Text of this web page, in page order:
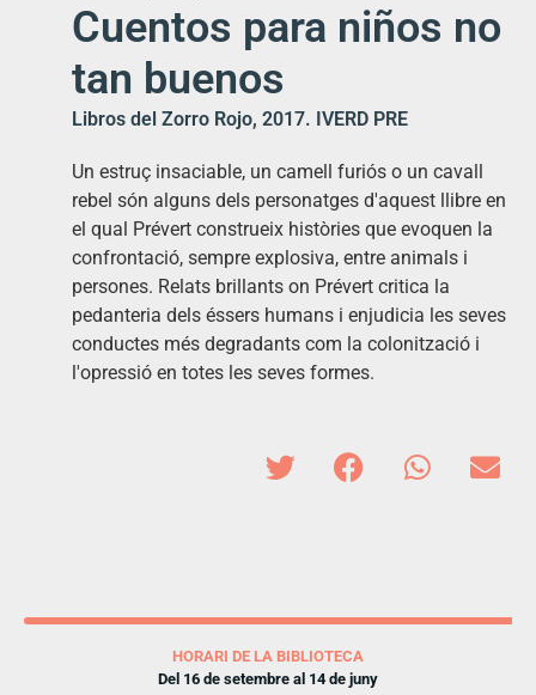
Cuentos para niños no
tan buenos
Libros del Zorro Rojo, 2017. IVERD PRE
Un estruç insaciable, un camell furiós o un cavall
rebel són alguns dels personatges d'aquest llibre en
el qual Prévert construeix històries que evoquen la
confrontació, sempre explosiva, entre animals i
persones. Relats brillants on Prévert critica la
pedanteria dels éssers humans i enjudicia les seves
conductes més degradants com la colonització i
l'opressió en totes les seves formes.
HORARI DE LA BIBLIOTECA
Del 16 de setembre al 14 de juny